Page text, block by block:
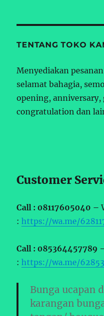
TENTANG TOKO
Menyediakan
selamat bahagia,
opening,
congratulation dan
Customer
Call : 08117605040 –
:https://wa.me/
Call : 085364457789
:https://wa.me/
Bunga ucapan
karangan